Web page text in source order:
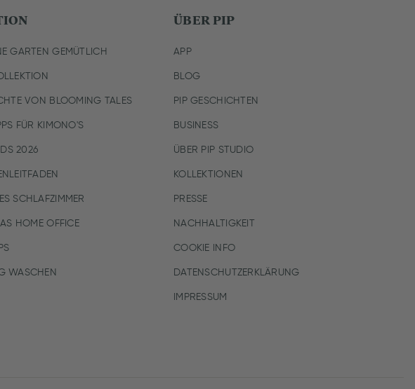
GARTEN GEMÜTLICH
VON BLOOMING TALES
FÜR KIMONO'S
2026
SCHLAFZIMMER
HOME OFFICE
WASCHEN
ÜBER PIP
APP
BLOG
PIP GESCHICHTEN
BUSINESS
ÜBER PIP STUDIO
KOLLEKTIONEN
PRESSE
NACHHALTIGKEIT
COOKIE INFO
DATENSCHUTZERKLÄRUNG
IMPRESSUM